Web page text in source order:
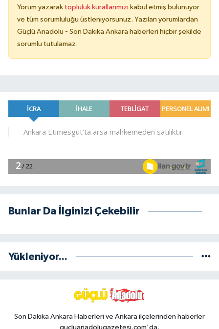
Yorum yazarak topluluk kurallarımızı kabul etmiş bulunuyor
ve tüm sorumluluğu üstleniyorsunuz. Yazılan yorumlardan
Güçlü Anadolu - Son Dakika Ankara haberleri hiçbir şekilde
sorumlu tutulamaz.
Bunlar Da İlginizi Çekebilir
Yükleniyor...
Son Dakika Ankara Haberleri ve Ankara ilçelerinden haberler
gucluanadolugazetesi.com'da.